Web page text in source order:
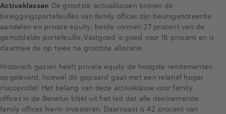
Activaklassen De grootste activaklassen binnen de
beleggingsportefeuilles van family offices zijn beursgenoteerde
aandelen en private equity; beide vormen 27 procent van de
gemiddelde portefeuille. Vastgoed is goed voor 18 procent en is
daarmee de op twee na grootste allocatie.
Historisch gezien heeft private equity de hoogste rendementen
opgeleverd, hoewel dit gepaard gaat met een relatief hoger
risicoprofiel. Het belang van deze activaklasse voor family
offices in de Benelux blijkt uit het feit dat alle deelnemende
family offices hierin investeren. Daarnaast is 42 procent van